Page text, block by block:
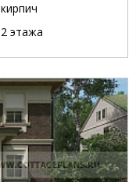
кирпич
2 этажа